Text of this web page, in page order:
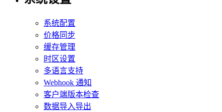
系统配置
价格同步
缓存管理
时区设置
多语言支持
Webhook 通知
客户端版本检查
数据导入导出